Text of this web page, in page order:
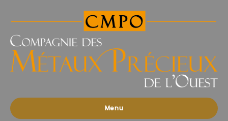
des
Précieux
l'Ouest
Menu